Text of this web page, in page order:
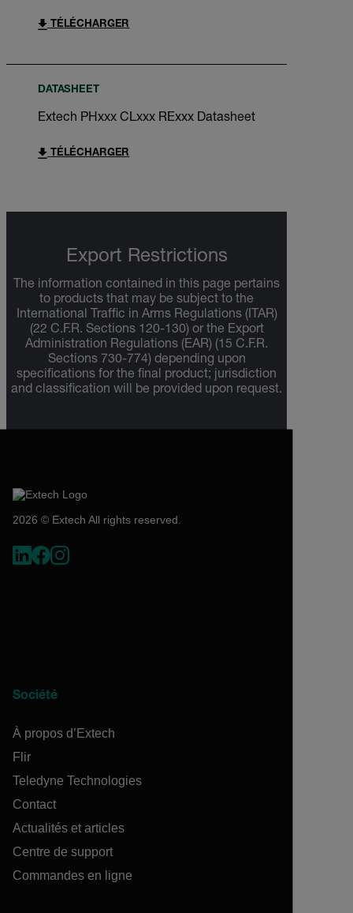
TÉLÉCHARGER
DATASHEET
Extech PHxxx CLxxx RExxx Datasheet
TÉLÉCHARGER
Export Restrictions
The information contained in this page pertains
to products that may be subject to the
International Traffic in Arms Regulations (ITAR)
(22 C.F.R. Sections 120-130) or the Export
Administration Regulations (EAR) (15 C.F.R.
Sections 730-774) depending upon
specifications for the final product; jurisdiction
and classification will be provided upon request.
2026 © Extech All rights reserved.
Société
À propos d’Extech
Flir
Teledyne Technologies
Contact
Actualités et articles
Centre de support
Commandes en ligne